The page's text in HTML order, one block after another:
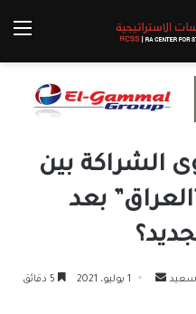
الشراكة بين
بعد
سعيد
أرسل 1 يوليو، 2021